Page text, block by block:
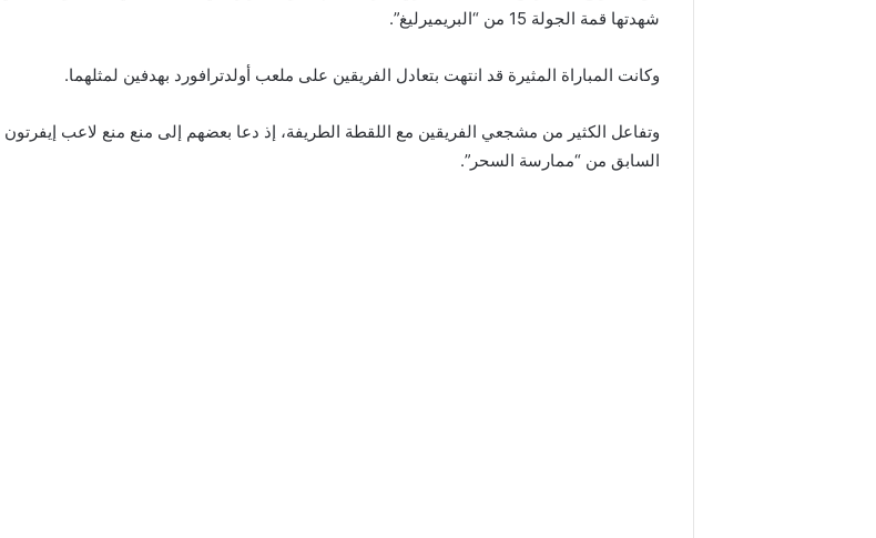
شهدتها قمة الجولة 15 من “البريميرليغ”.
وكانت المباراة المثيرة قد انتهت بتعادل الفريقين على ملعب أولدترافورد بهدفين لمثلهما.
وتفاعل الكثير من مشجعي الفريقين مع اللقطة الطريفة، إذ دعا بعضهم إلى منع منع لاعب إيفرتون
السابق من “ممارسة السحر”.